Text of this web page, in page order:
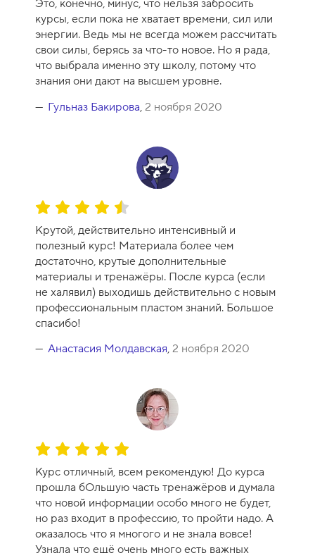
Это, конечно, минус, что нельзя забросить
курсы, если пока не хватает времени, сил или
энергии. Ведь мы не всегда можем рассчитать
свои силы, берясь за что-то новое. Но я рада,
что выбрала именно эту школу, потому что
знания они дают на высшем уровне.
Гульназ Бакирова, 2 ноября 2020
О
е
н
к
а
к
у
р
с
Крутой, действительно интенсивный и
полезный курс! Материала более чем
достаточно, крутые дополнительные
материалы и тренажёры. После курса (если
не халявил) выходишь действительно с новым
профессиональным пластом знаний. Большое
спасибо!
Анастасия Молдавская, 2 ноября 2020
О
е
н
к
а
к
Курс отличный, всем рекомендую! До курса
прошла бОльшую часть тренажёров и думала
что новой информации особо много не будет,
но раз входит в профессию, то пройти надо. А
оказалось что я многого и не знала вовсе!
Узнала что ещё очень много есть важных